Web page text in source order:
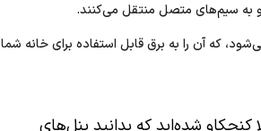
به سیم‌های متصل منتقل می‌کنند.
که آن را به برق قابل استفاده برای خانه شما
شده‌اید که بدانید پنل‌های